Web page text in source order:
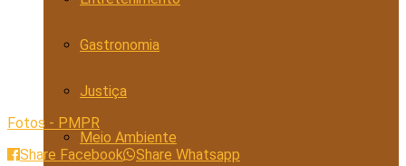
Gastronomia
Justiça
Meio Ambiente
Fotos - PMPR
Share Facebook
Share Whatsapp